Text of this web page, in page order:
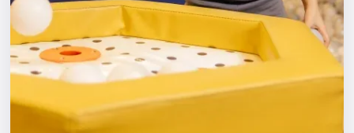
Рейтинги